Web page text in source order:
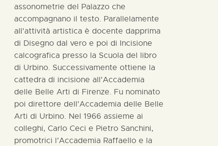
assonometrie del Palazzo che
accompagnano il testo. Parallelamente
all'attività artistica è docente dapprima
di Disegno dal vero e poi di Incisione
calcografica presso la Scuola del libro
di Urbino. Successivamente ottiene la
cattedra di incisione all'Accademia
delle Belle Arti di Firenze. Fu nominato
poi direttore dell'Accademia delle Belle
Arti di Urbino. Nel 1966 assieme ai
colleghi, Carlo Ceci e Pietro Sanchini,
promotrici l’Accademia Raffaello e la